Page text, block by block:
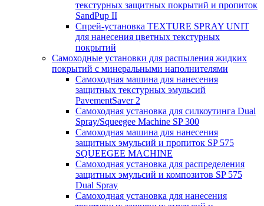
текстурных защитных покрытий и пропиток
SandPup II
Спрей-установка TEXTURE SPRAY UNIT
для нанесения цветных текстурных
покрытий
Самоходные установки для распыления жидких
покрытий с минеральными наполнителями
Самоходная машина для нанесения
защитных текстурных эмульсий
PavementSaver 2
Самоходная установка для силкоутинга Dual
Spray/Squeegee Machine SP 300
Самоходная машина для нанесения
защитных эмульсий и пропиток SP 575
SQUEEGEE MACHINE
Самоходная установка для распределения
защитных эмульсий и композитов SP 575
Dual Spray
Самоходная установка для нанесения